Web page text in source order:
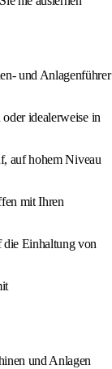
und Anlagenführer
idealerweise in
auf hohem Niveau
mit Ihren
die Einhaltung von
und Anlagen